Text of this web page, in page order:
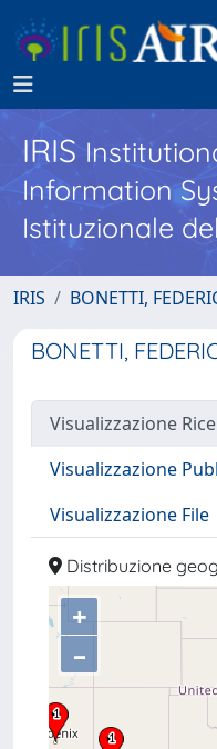
IRIS
Information
Istituzionale
IRIS BONETTI,
BONETTI,
Visualizzazione
Visualizzazione
Visualizzazione File
Distribuzione
+
–